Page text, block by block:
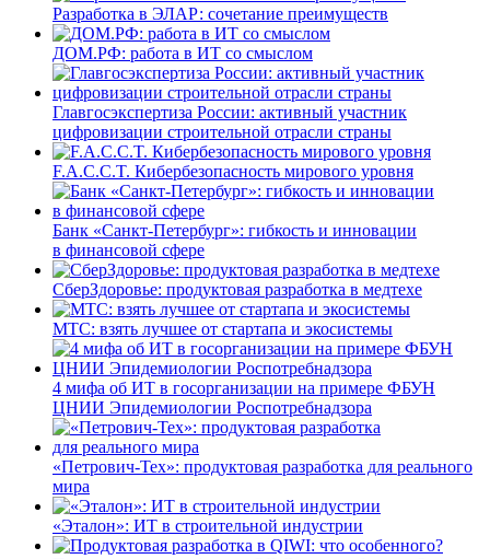
Разработка в ЭЛАР: сочетание преимуществ
ДОМ.РФ: работа в ИТ со смыслом
Главгосэкспертиза России: активный участник
цифровизации строительной отрасли страны
F.A.C.C.T. Кибербезопасность мирового уровня
Банк «Санкт-Петербург»: гибкость и инновации
в финансовой сфере
СберЗдоровье: продуктовая разработка в медтехе
МТС: взять лучшее от стартапа и экосистемы
4 мифа об ИТ в госорганизации на примере ФБУН
ЦНИИ Эпидемиологии Роспотребнадзора
«Петрович-Тех»: продуктовая разработка для реального
мира
«Эталон»: ИТ в строительной индустрии